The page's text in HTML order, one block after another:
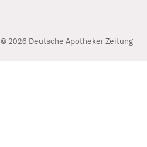
© 2026 Deutsche Apotheker Zeitung